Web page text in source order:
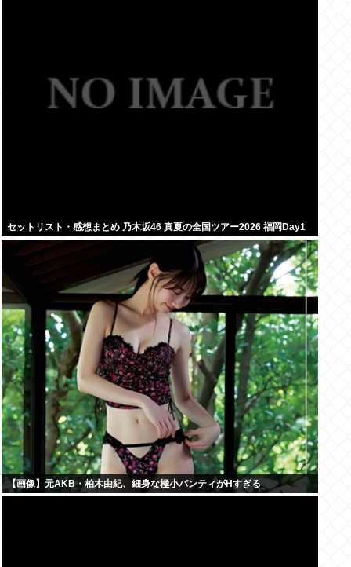
セットリスト・感想まとめ 乃木坂46 真夏の全国ツアー2026 福岡Day1
【画像】元AKB・柏木由紀、細身な極小パンティがHすぎる